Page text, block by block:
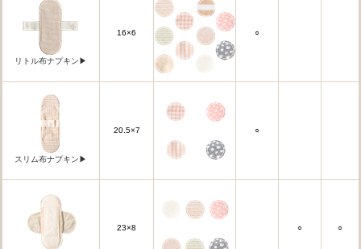
リトル布ナプキン▶
16×6 ○
スリム布ナプキン▶
20.5×7 ○
23×8 ○ ○